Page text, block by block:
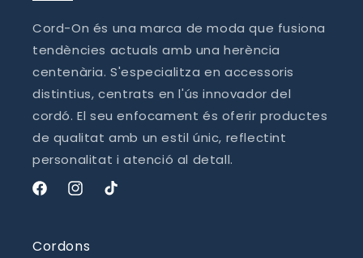
Cord-On és una marca de moda que fusiona
tendències actuals amb una herència
centenària. S'especialitza en accessoris
distintius, centrats en l'ús innovador del
cordó. El seu enfocament és oferir productes
de qualitat amb un estil únic, reflectint
personalitat i atenció al detall.
FacebookInstagram
TikTok
Cordons